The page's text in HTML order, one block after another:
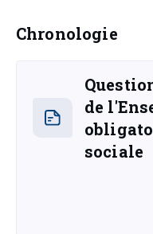
Chronologie
de
sociale